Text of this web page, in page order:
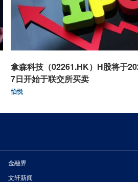
拿森科技（02261.HK）H股将于
7日开始于联交所买卖
怡悦
金融界
文轩新闻